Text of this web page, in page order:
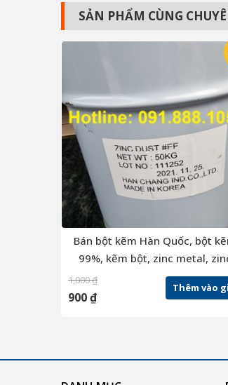
SẢN PHẨM CÙNG
Bán bột kẽm Hàn Quốc, bột
99%, kẽm bột, zinc metal,
powder, zinc dust
1,000₫
900₫
Thêm vào